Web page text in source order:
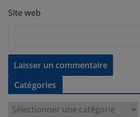
Site web
Catégories